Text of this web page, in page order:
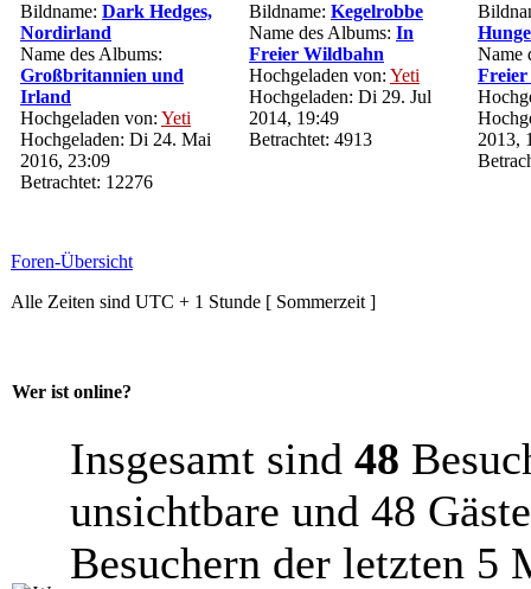
Bildname: Dark Hedges,
Nordirland
Name des Albums:
Großbritannien und
Irland
Hochgeladen von: Yeti
Hochgeladen: Di 24. Mai
2016, 23:09
Betrachtet: 12276
Bildname: Kegelrobbe
Name des Albums: In
Freier Wildbahn
Hochgeladen von: Yeti
Hochgeladen: Di 29. Jul
2014, 19:49
Betrachtet: 4913
Name
2013,
Foren-Übersicht
Alle Zeiten sind UTC + 1 Stunde [ Sommerzeit ]
Wer ist online?
Insgesamt sind 48
unsichtbare und 48
Besuchern der letzten 5